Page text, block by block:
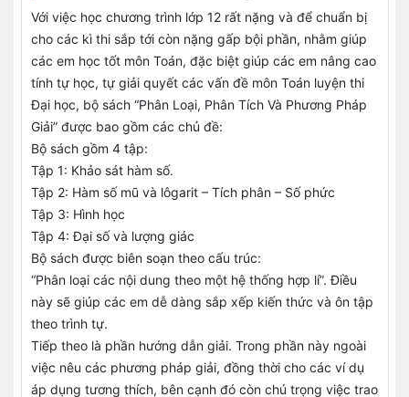
Với việc học chương trình lớp 12 rất nặng và để chuẩn bị
cho các kì thi sắp tới còn nặng gấp bội phần, nhằm giúp
các em học tốt môn Toán, đặc biệt giúp các em nâng cao
tính tự học, tự giải quyết các vấn đề môn Toán luyện thi
Đại học, bộ sách “Phân Loại, Phân Tích Và Phương Pháp
Giải” được bao gồm các chủ đề:
Bộ sách gồm 4 tập:
Tập 1: Khảo sát hàm số.
Tập 2: Hàm số mũ và lôgarit – Tích phân – Số phức
Tập 3: Hình học
Tập 4: Đại số và lượng giác
Bộ sách được biên soạn theo cấu trúc:
“Phân loại các nội dung theo một hệ thống hợp lí”. Điều
này sẽ giúp các em dễ dàng sắp xếp kiến thức và ôn tập
theo trình tự.
Tiếp theo là phần hướng dẫn giải. Trong phần này ngoài
việc nêu các phương pháp giải, đồng thời cho các ví dụ
áp dụng tương thích, bên cạnh đó còn chú trọng việc trao